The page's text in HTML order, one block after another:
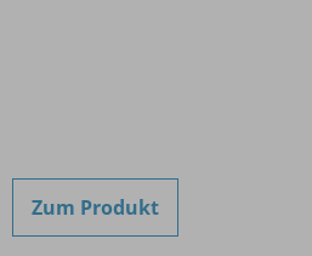
Zum Produkt